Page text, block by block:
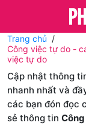
Trang chủ
Công việc tự do -
việc tự do
Cập nhật thông
nhanh nhất và
các bạn đón đọc
sẻ thông tin